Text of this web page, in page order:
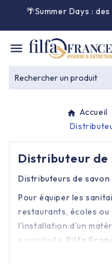
🌴Summer Days :

Entretien général
Équipement &
Collecte des
Produit ouate
Hygiène mains
Rechercher un produit
Accueil
Distributeur de
Distributeurs de
Pour équiper les
restaurants, écoles ou
l'installation d'un
essentielle. Filfa
produits d'entretien,